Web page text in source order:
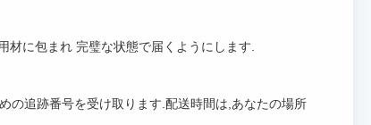
に包まれ 完璧な状態で届くようにします.
の追跡番号を受け取ります.配送時間は,あなたの場所